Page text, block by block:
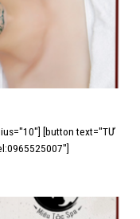
[button text="TƯ